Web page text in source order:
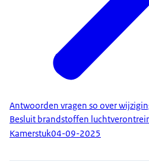
Antwoorden vragen so over
Besluit brandstoffen
Kamerstuk04-09-2025